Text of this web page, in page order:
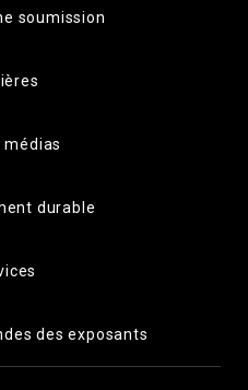
soumission
médias
durable
des exposants